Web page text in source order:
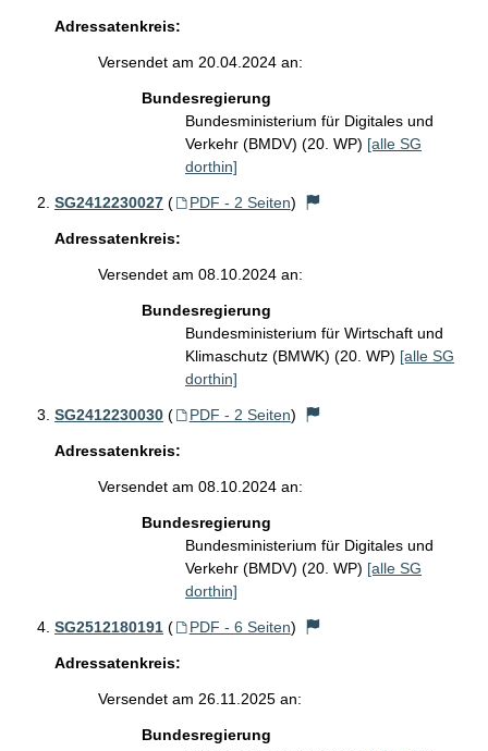
Adressatenkreis:
Versendet am 20.04.2024 an:
Bundesregierung
Bundesministerium für Digitales und
Verkehr (BMDV) (20. WP) [alle SG
dorthin]
SG2412230027 ( PDF - 2 Seiten)
Adressatenkreis:
Versendet am 08.10.2024 an:
Bundesregierung
Bundesministerium für Wirtschaft und
Klimaschutz (BMWK) (20. WP) [alle SG
dorthin]
SG2412230030 ( PDF - 2 Seiten)
Adressatenkreis:
Versendet am 08.10.2024 an:
Bundesregierung
Bundesministerium für Digitales und
Verkehr (BMDV) (20. WP) [alle SG
dorthin]
SG2512180191 ( PDF - 6 Seiten)
Adressatenkreis:
Versendet am 26.11.2025 an:
Bundesregierung